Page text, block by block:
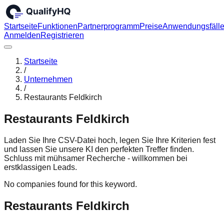
StartseiteFunktionenPartnerprogrammPreiseAnwendungsfälle
AnmeldenRegistrieren
Startseite
/
Unternehmen
/
Restaurants Feldkirch
Restaurants Feldkirch
Laden Sie Ihre CSV-Datei hoch, legen Sie Ihre Kriterien fest
und lassen Sie unsere KI den perfekten Treffer finden.
Schluss mit mühsamer Recherche - willkommen bei
erstklassigen Leads.
No companies found for this keyword.
Restaurants Feldkirch